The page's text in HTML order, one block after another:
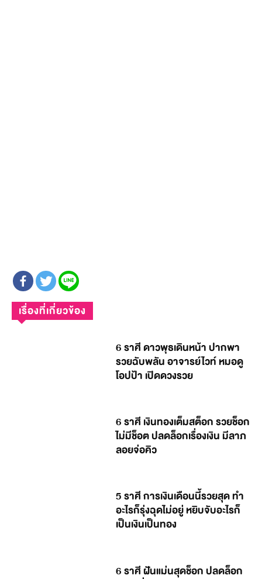
เรื่องที่เกี่ยวข้อง
6 ราศี ดาวพุธเดินหน้า ปากพา
รวยฉับพลัน อาจารย์ไวท์ หมอดู
โอปป้า เปิดดวงรวย
6 ราศี เงินทองเต็มสต็อก รวยช็อก
ไม่มีช็อต ปลดล็อกเรื่องเงิน มีลาภ
ลอยจ่อคิว
5 ราศี การเงินเดือนนี้รวยสุด ทำ
อะไรก็รุ่งฉุดไม่อยู่ หยิบจับอะไรก็
เป็นเงินเป็นทอง
6 ราศี ฝันแม่นสุดช็อก ปลดล็อก